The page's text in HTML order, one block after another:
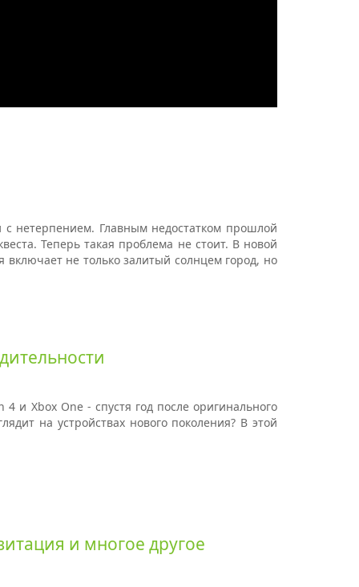
нетерпением. Главным недостатком прошлой
Теперь такая проблема не стоит. В новой
не только залитый солнцем город, но
и Xbox One - спустя год после оригинального
на устройствах нового поколения? В этой
и многое другое